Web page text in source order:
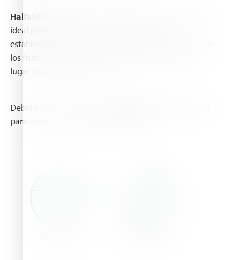
HaifaStim™ Force
ideal para las plantas durante las etapas de
establecimiento, brotación, floración y crecimiento de
los frutos. También se recomienda cuando tienen
lugar condiciones de estrés.
Debido a su baja CE y pH,
para su uso en sistemas hidropónicos..